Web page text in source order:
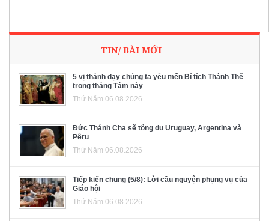
TIN/ BÀI MỚI
5 vị thánh dạy chúng ta yêu mến Bí tích Thánh Thể
trong tháng Tám này
Thứ Năm 06.08.2026
Đức Thánh Cha sẽ tông du Uruguay, Argentina và
Pêru
Thứ Năm 06.08.2026
Tiếp kiến chung (5/8): Lời cầu nguyện phụng vụ của
Giáo hội
Thứ Năm 06.08.2026